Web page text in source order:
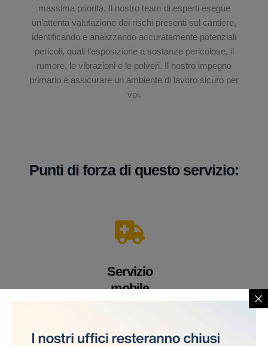
massima priorità. Il nostro team di esperti esegue
un’attenta valutazione dei rischi presenti sul cantiere,
identificando e analizzando accuratamente potenziali
pericoli, quali l’esposizione a sostanze pericolose, il
rumore, le vibrazioni e le polveri. Il nostro impegno
primario è assicurare un ambiente di lavoro sicuro per
voi.
Punti di forza di questo servizio:
Servizio
mobile
nostri servizi direttamente sul cantiere, eliminando la